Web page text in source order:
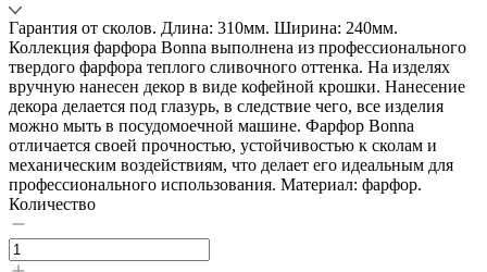
Гарантия от сколов. Длина: 310мм. Ширина: 240мм.
Коллекция фарфора Bonna выполнена из профессионального
твердого фарфора теплого сливочного оттенка. На изделях
вручную нанесен декор в виде кофейной крошки. Нанесение
декора делается под глазурь, в следствие чего, все изделия
можно мыть в посудомоечной машине. Фарфор Bonna
отличается своей прочностью, устойчивостью к сколам и
механическим воздействиям, что делает его идеальным для
профессионального использования. Материал: фарфор.
Количество